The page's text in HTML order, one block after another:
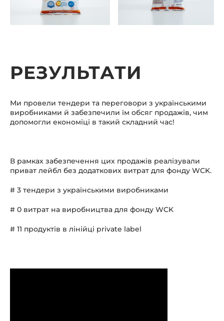
РЕЗУЛЬТАТИ
Ми провели тендери та переговори з українськими
виробниками й забезпечили їм обсяг продажів, чим
допомогли економіці в такий складний час!
В рамках забезпечення цих продажів реалізували
приват лейбл без додаткових витрат для фонду WCK.
# 3 тендери з українськими виробниками
# 0 витрат на виробництва для фонду WCK
# 11 продуктів в лінійці private label